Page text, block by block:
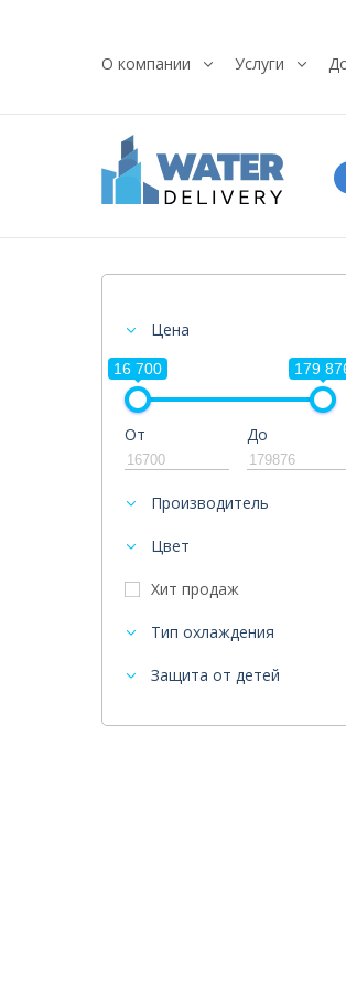
О компании Услуги
Цена
16 700 179
От До
Производитель
Цвет
Хит продаж
Тип охлаждения
Защита от детей